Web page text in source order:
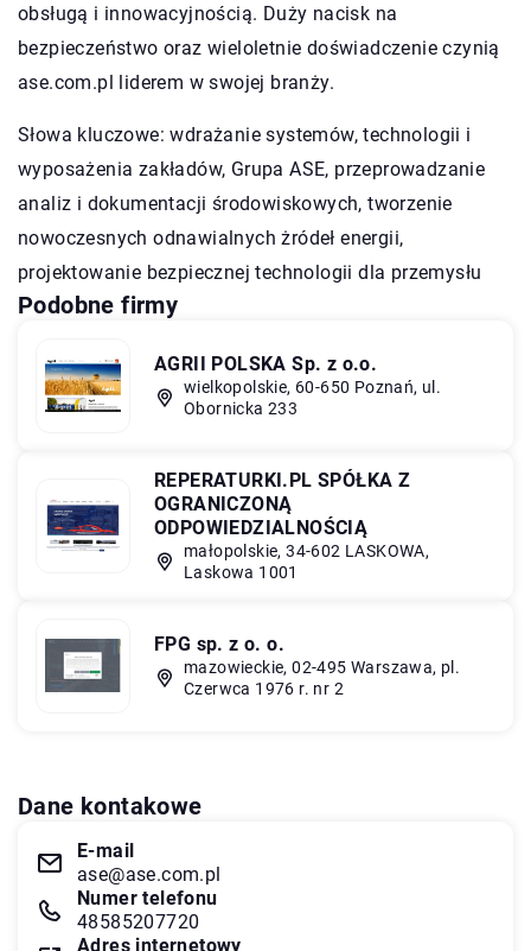
obsługą i innowacyjnością. Duży nacisk na
bezpieczeństwo oraz wieloletnie doświadczenie czynią
ase.com.pl liderem w swojej branży.
Słowa kluczowe: wdrażanie systemów, technologii i
wyposażenia zakładów, Grupa ASE, przeprowadzanie
analiz i dokumentacji środowiskowych, tworzenie
nowoczesnych odnawialnych żródeł energii,
projektowanie bezpiecznej technologii dla przemysłu
Podobne firmy
AGRII POLSKA Sp. z o.o.
wielkopolskie, 60-650 Poznań, ul.
Obornicka 233
REPERATURKI.PL SPÓŁKA Z
OGRANICZONĄ
ODPOWIEDZIALNOŚCIĄ
małopolskie, 34-602 LASKOWA,
Laskowa 1001
FPG sp. z o. o.
mazowieckie, 02-495 Warszawa, pl.
Czerwca 1976 r. nr 2
Dane kontakowe
E-mail
ase@ase.com.pl
Numer telefonu
48585207720
Adres internetowy